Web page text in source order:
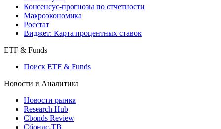
Поиск индексов
Страницы стран
Создать индекс
Консенсусы
Макроэкономика
Виджет: Карта процентных ставок
ETF & Funds
Поиск ETF & Funds
Новости и Аналитика